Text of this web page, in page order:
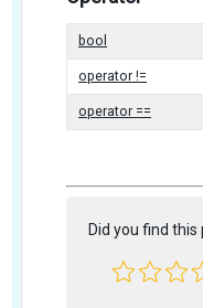
bool
operator !=
operator ==
Did you find